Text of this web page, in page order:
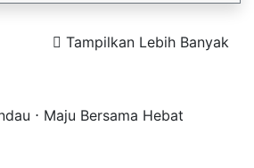
Tampilkan Lebih Banyak
⋅ Maju Bersama Hebat